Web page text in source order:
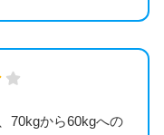
70kgから60kgへの